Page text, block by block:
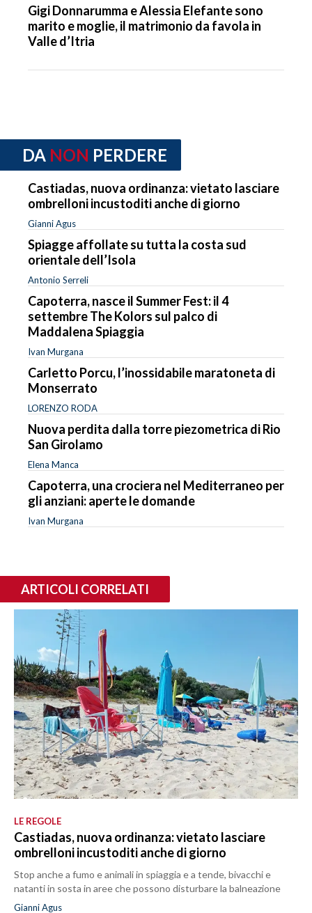
Gigi Donnarumma e Alessia Elefante sono
marito e moglie, il matrimonio da favola in
Valle d’Itria
DA NON PERDERE
Castiadas, nuova ordinanza: vietato lasciare
ombrelloni incustoditi anche di giorno
Gianni Agus
Spiagge affollate su tutta la costa sud
orientale dell’Isola
Antonio Serreli
Capoterra, nasce il Summer Fest: il 4
settembre The Kolors sul palco di
Maddalena Spiaggia
Ivan Murgana
Carletto Porcu, l’inossidabile maratoneta di
Monserrato
LORENZO RODA
Nuova perdita dalla torre piezometrica di Rio
San Girolamo
Elena Manca
Capoterra, una crociera nel Mediterraneo per
gli anziani: aperte le domande
Ivan Murgana
ARTICOLI CORRELATI
LE REGOLE
Castiadas, nuova ordinanza: vietato lasciare
ombrelloni incustoditi anche di giorno
Stop anche a fumo e animali in spiaggia e a tende, bivacchi e
natanti in sosta in aree che possono disturbare la balneazione
Gianni Agus